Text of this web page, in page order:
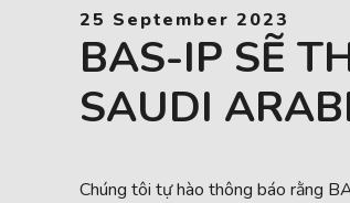
25 September 2023
BAS-IP SẼ
SAUDI
Chúng tôi tự hào thông báo rằng